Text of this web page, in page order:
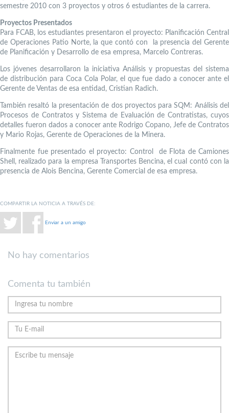
semestre 2010 con 3 proyectos y otros 6 estudiantes de la carrera.
Proyectos Presentados
Para FCAB, los estudiantes presentaron el proyecto: Planificación Central
de Operaciones Patio Norte, la que contó con la presencia del Gerente
de Planificación y Desarrollo de esa empresa, Marcelo Contreras.
Los jóvenes desarrollaron la iniciativa Análisis y propuestas del sistema
de distribución para Coca Cola Polar, el que fue dado a conocer ante el
Gerente de Ventas de esa entidad, Cristian Radich.
También resaltó la presentación de dos proyectos para SQM: Análisis del
Procesos de Contratos y Sistema de Evaluación de Contratistas, cuyos
detalles fueron dados a conocer ante Rodrigo Copano, Jefe de Contratos
y Mario Rojas, Gerente de Operaciones de la Minera.
Finalmente fue presentado el proyecto: Control de Flota de Camiones
Shell, realizado para la empresa Transportes Bencina, el cual contó con la
presencia de Alois Bencina, Gerente Comercial de esa empresa.
COMPARTIR LA NOTICIA A TRAVÉS DE:
Enviar a un amigo
No hay comentarios
Comenta tu también